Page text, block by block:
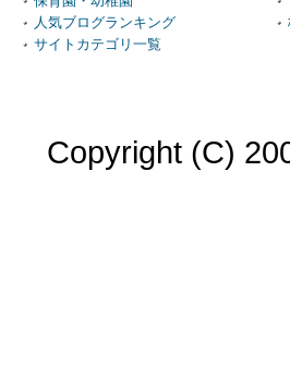
人気ブログランキング
サイトカテゴリ一覧
Copyright (C)